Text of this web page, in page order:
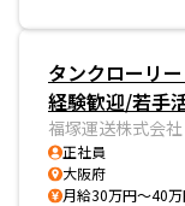
タンクローリ
経験歓迎/若手
福塚運送株式会社
正社員
大阪府
月給30万円～40